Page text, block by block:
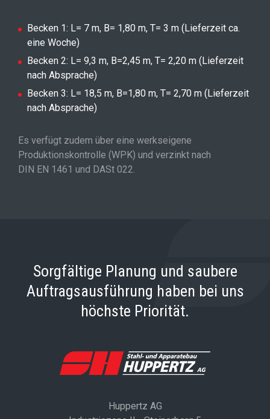
Becken 1: L= 7 m, B= 1,80 m, T= 3 m (Lieferzeit ca.
eine Woche)
Becken 2: L= 9,3 m, B=2,45 m, T= 2,20 m (Lieferzeit
nach Absprache)
Becken 3: L= 18,5 m, B=1,80 m, T= 2,70 m (Lieferzeit
nach Absprache)
Es verfügt zudem über eine werkseigene
Produktionskontrolle (WPK) und verzinkt nach
DIN EN 1461 und DASt 022.
Sorgfältige Planung und saubere
Auftragsausführung haben bei uns
höchste Priorität.
Huppertz AG